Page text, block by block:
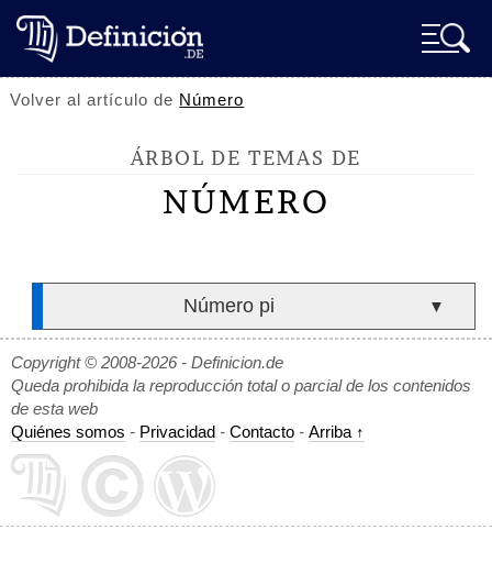
Volver al artículo de Número
ÁRBOL DE TEMAS DE
NÚMERO
Número pi ▼
Copyright © 2008-2026 - Definicion.de
Queda prohibida la reproducción total o parcial de los contenidos
de esta web
Quiénes somos - Privacidad - Contacto - Arriba ↑